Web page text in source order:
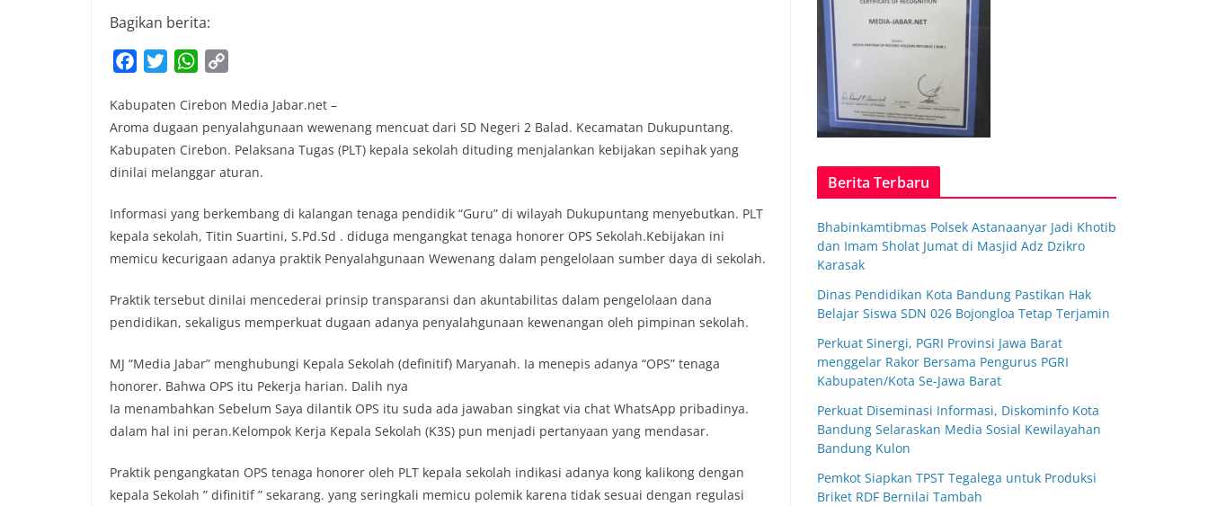
Bagikan berita:
c
e
b
o
k
i
t
t
e
W
a
s
A
p
p
y
L
i
k
Kabupaten Cirebon Media Jabar.net –
Aroma dugaan penyalahgunaan wewenang mencuat dari SD Negeri 2 Balad. Kecamatan Dukupuntang.
Kabupaten Cirebon. Pelaksana Tugas (PLT) kepala sekolah dituding menjalankan kebijakan sepihak yang
dinilai melanggar aturan.
Informasi yang berkembang di kalangan tenaga pendidik “Guru” di wilayah Dukupuntang menyebutkan. PLT
kepala sekolah, Titin Suartini, S.Pd.Sd . diduga mengangkat tenaga honorer OPS Sekolah.Kebijakan ini
memicu kecurigaan adanya praktik Penyalahgunaan Wewenang dalam pengelolaan sumber daya di sekolah.
Praktik tersebut dinilai mencederai prinsip transparansi dan akuntabilitas dalam pengelolaan dana
pendidikan, sekaligus memperkuat dugaan adanya penyalahgunaan kewenangan oleh pimpinan sekolah.
MJ “Media Jabar” menghubungi Kepala Sekolah (definitif) Maryanah. Ia menepis adanya “OPS” tenaga
honorer. Bahwa OPS itu Pekerja harian. Dalih nya
Ia menambahkan Sebelum Saya dilantik OPS itu suda ada jawaban singkat via chat WhatsApp pribadinya.
dalam hal ini peran.Kelompok Kerja Kepala Sekolah (K3S) pun menjadi pertanyaan yang mendasar.
Praktik pengangkatan OPS tenaga honorer oleh PLT kepala sekolah indikasi adanya kong kalikong dengan
kepala Sekolah ” difinitif ” sekarang. yang seringkali memicu polemik karena tidak sesuai dengan regulasi
Berita Terbaru
Bhabinkamtibmas Polsek Astanaanyar Jadi Khotib
dan Imam Sholat Jumat di Masjid Adz Dzikro
Karasak
Dinas Pendidikan Kota Bandung Pastikan Hak
Belajar Siswa SDN 026 Bojongloa Tetap Terjamin
Perkuat Sinergi, PGRI Provinsi Jawa Barat
menggelar Rakor Bersama Pengurus PGRI
Kabupaten/Kota Se-Jawa Barat
Perkuat Diseminasi Informasi, Diskominfo Kota
Bandung Selaraskan Media Sosial Kewilayahan
Bandung Kulon
Pemkot Siapkan TPST Tegalega untuk Produksi
Briket RDF Bernilai Tambah